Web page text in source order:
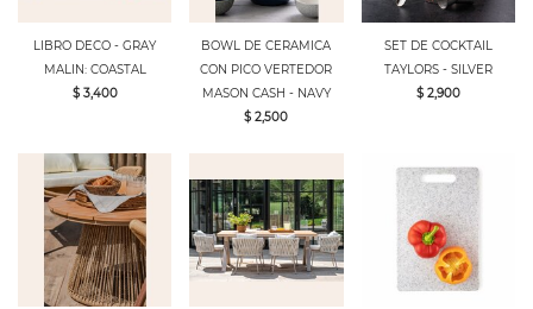
LIBRO DECO - GRAY
MALIN: COASTAL
$ 3,400
BOWL DE CERAMICA
CON PICO VERTEDOR
MASON CASH - NAVY
$ 2,500
SET DE COCKTAIL
TAYLORS - SILVER
$ 2,900